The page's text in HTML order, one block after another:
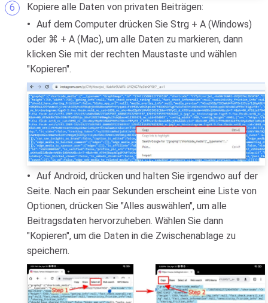
Kopiere alle Daten von privaten Beiträgen:
Auf dem Computer drücken Sie Strg + A (Windows)
oder ⌘ + A (Mac), um alle Daten zu markieren, dann
klicken Sie mit der rechten Maustaste und wählen
"Kopieren".
Auf Android, drücken und halten Sie irgendwo auf der
Seite. Nach ein paar Sekunden erscheint eine Liste von
Optionen, drücken Sie "Alles auswählen", um alle
Beitragsdaten hervorzuheben. Wählen Sie dann
"Kopieren", um die Daten in die Zwischenablage zu
speichern.